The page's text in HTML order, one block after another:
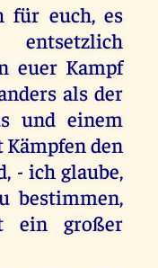
für euch, es
euer Kampf
als der
und einem
Kämpfen den
- ich glaube,
bestimmen,
ein großer